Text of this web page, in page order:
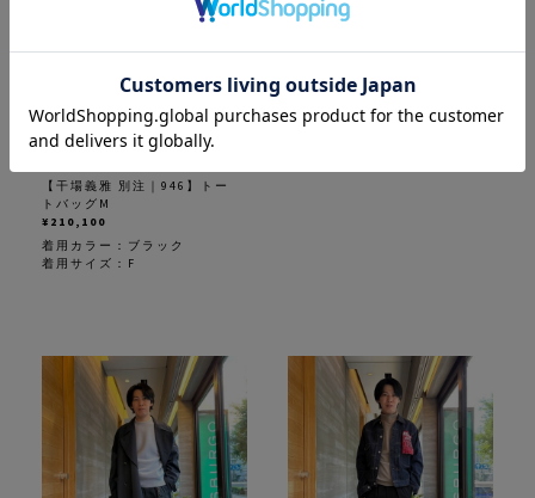
【干場義雅 別注｜946】トー
トバッグM
¥210,100
着用カラー： ブラック
着用サイズ：F